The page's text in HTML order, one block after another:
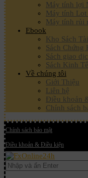
Máy tính lợi
Máy tính
Máy tính rủi
Ebook
Kho Sách
Sách Chứng
Sách giao
Sách Kinh Tế
Về chúng tôi
Giới Thiệu
Liên hệ
Điều khoản
Chính sách
Chính sách bảo mật
Điều khoản & Điều kiện